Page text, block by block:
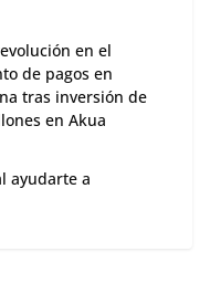
en el
de pagos en
tras inversión de
en Akua
ayudarte a